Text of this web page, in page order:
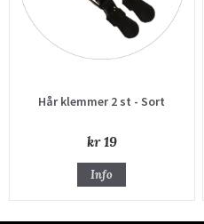
Hår klemmer 2 st - Sort
kr 19
Info